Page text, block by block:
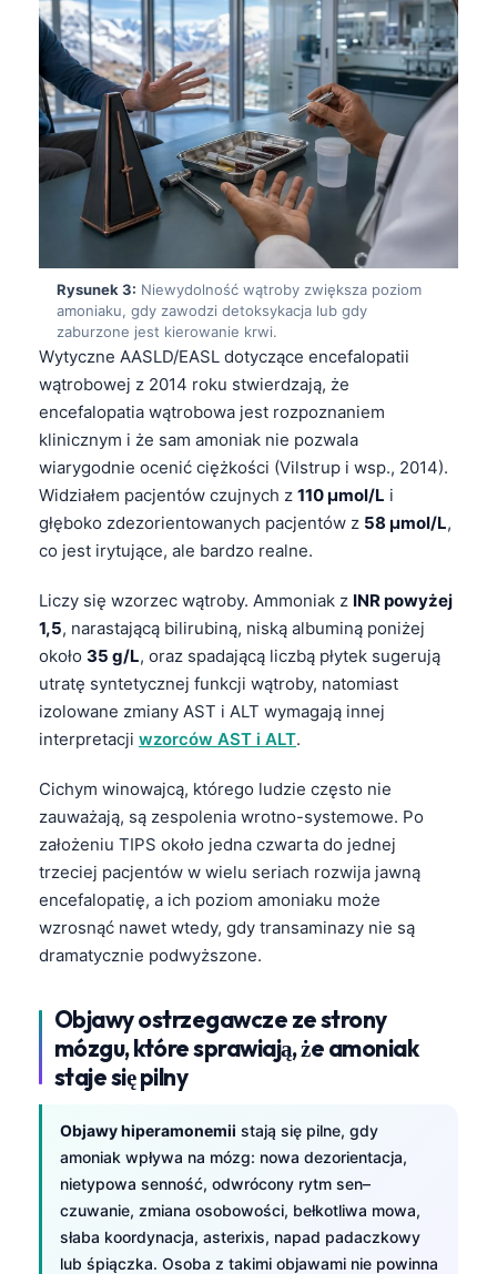
Rysunek 3: Niewydolność wątroby zwiększa poziom
amoniaku, gdy zawodzi detoksykacja lub gdy
zaburzone jest kierowanie krwi.
Wytyczne AASLD/EASL dotyczące encefalopatii
wątrobowej z 2014 roku stwierdzają, że
encefalopatia wątrobowa jest rozpoznaniem
klinicznym i że sam amoniak nie pozwala
wiarygodnie ocenić ciężkości (Vilstrup i wsp., 2014).
Widziałem pacjentów czujnych z 110 µmol/L i
głęboko zdezorientowanych pacjentów z 58 µmol/L,
co jest irytujące, ale bardzo realne.
Liczy się wzorzec wątroby. Ammoniak z INR powyżej
1,5, narastającą bilirubiną, niską albuminą poniżej
około 35 g/L, oraz spadającą liczbą płytek sugerują
utratę syntetycznej funkcji wątroby, natomiast
izolowane zmiany AST i ALT wymagają innej
interpretacji wzorców AST i ALT.
Cichym winowajcą, którego ludzie często nie
zauważają, są zespolenia wrotno-systemowe. Po
założeniu TIPS około jedna czwarta do jednej
trzeciej pacjentów w wielu seriach rozwija jawną
encefalopatię, a ich poziom amoniaku może
wzrosnąć nawet wtedy, gdy transaminazy nie są
dramatycznie podwyższone.
Objawy ostrzegawcze ze strony
mózgu, które sprawiają, że amoniak
staje się pilny
Objawy hiperamonemii stają się pilne, gdy
amoniak wpływa na mózg: nowa dezorientacja,
nietypowa senność, odwrócony rytm sen–
czuwanie, zmiana osobowości, bełkotliwa mowa,
słaba koordynacja, asterixis, napad padaczkowy
lub śpiączka. Osoba z takimi objawami nie powinna